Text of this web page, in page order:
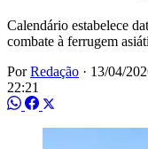
Calendário estabelece
combate à ferrugem
PorRedação · 13/04/
22:21